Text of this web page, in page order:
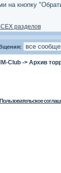
на кнопку
разделов
Club -> Архив
Пользовательское